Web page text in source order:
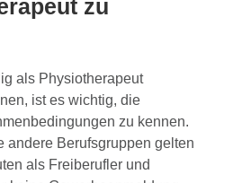
zu
als Physiotherapeut
ist es wichtig, die
zu kennen.
andere Berufsgruppen gelten
als Freiberufler und